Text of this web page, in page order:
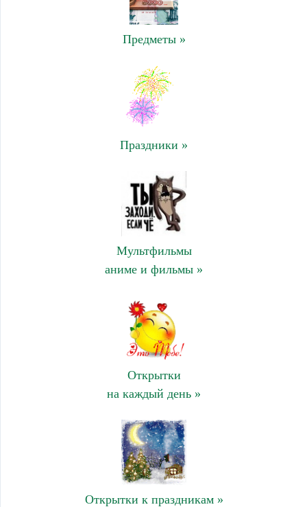
Предметы »
Праздники »
Мультфильмы
аниме и фильмы »
Открытки
на каждый день »
Открытки к праздникам »